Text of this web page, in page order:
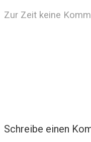
Zur Zeit keine
Schreibe einen